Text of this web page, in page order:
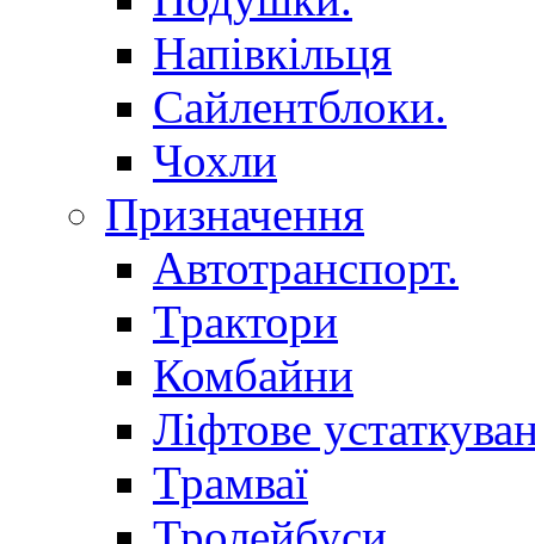
Напівкільця
Сайлентблоки.
Чохли
Призначення
Автотранспорт.
Трактори
Комбайни
Ліфтове
Трамваї